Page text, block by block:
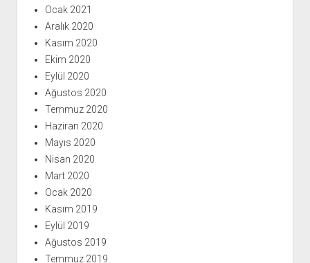
Ocak 2021
Aralık 2020
Kasım 2020
Ekim 2020
Eylül 2020
Ağustos 2020
Temmuz 2020
Haziran 2020
Mayıs 2020
Nisan 2020
Mart 2020
Ocak 2020
Kasım 2019
Eylül 2019
Ağustos 2019
Temmuz 2019